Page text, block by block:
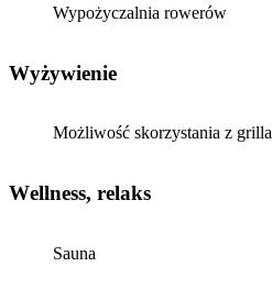
Wypożyczalnia rowerów
Wyżywienie
Możliwość skorzystania z grilla
Wellness, relaks
Sauna